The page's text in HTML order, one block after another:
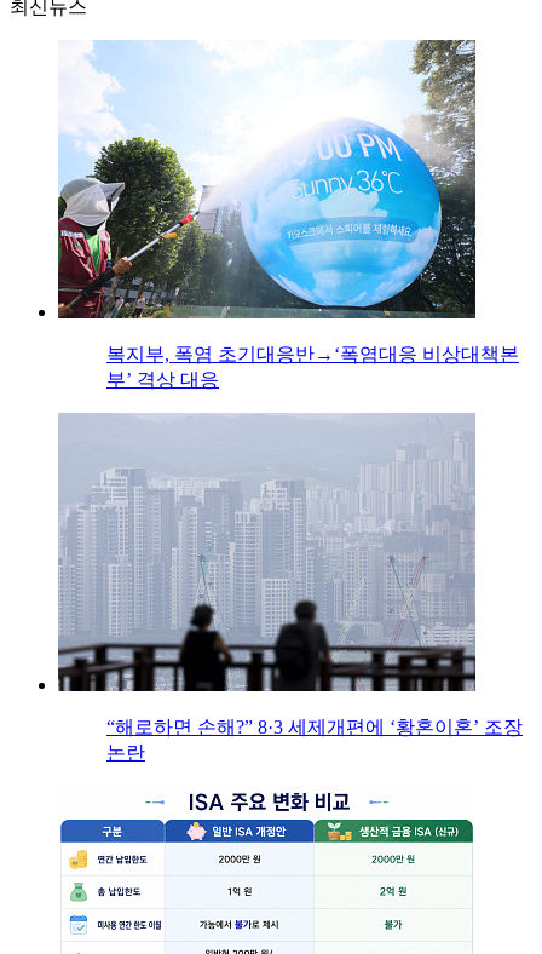
최신뉴스
복지부, 폭염 초기대응반→‘폭염대응 비상대책본
부’ 격상 대응
“해로하면 손해?” 8·3 세제개편에 ‘황혼이혼’ 조장
논란